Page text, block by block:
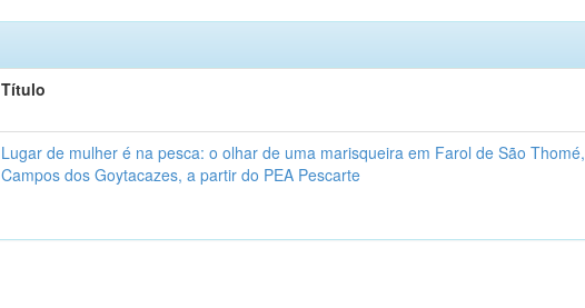
Título
Lugar de mulher é na pesca: o olhar de uma marisqueira em Farol de São Thomé,
Campos dos Goytacazes, a partir do PEA Pescarte